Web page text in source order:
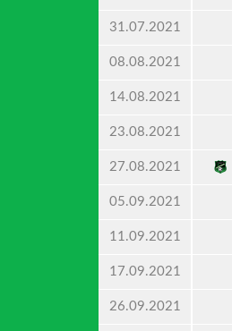
31.07.2021
08.08.2021
14.08.2021
23.08.2021
27.08.2021
05.09.2021
11.09.2021
17.09.2021
26.09.2021